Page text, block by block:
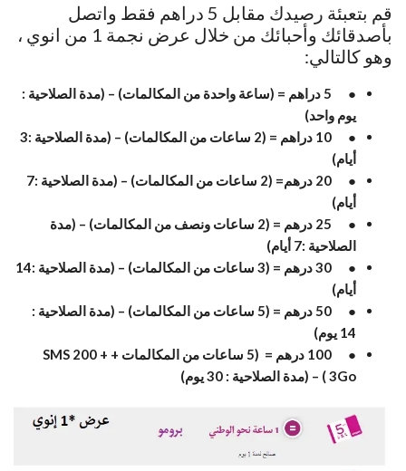
قم بتعبئة رصيدك مقابل 5 دراهم فقط واتصل
بأصدقائك وأحبائك من خلال عرض نجمة 1 من انوي ،
وهو كالتالي:
● 5 دراهم = (ساعة واحدة من المكالمات) – (مدة الصلاحية :
يوم واحد)
● 10 دراهم = (2 ساعات من المكالمات) – (مدة الصلاحية :3
أيام)
● 20 درهم= (2 ساعات من المكالمات) – (مدة الصلاحية :7
أيام)
● 25 درهم = (2 ساعات ونصف من المكالمات) – (مدة
الصلاحية :7 أيام)
● 30 درهم = (3 ساعات من المكالمات) – (مدة الصلاحية :14
أيام)
● 50 درهم = (5 ساعات من المكالمات) – (مدة الصلاحية :
14 يوم)
● 100 درهم = (5 ساعات من المكالمات + SMS 200 +
3Go ) – (مدة الصلاحية : 30 يوم)